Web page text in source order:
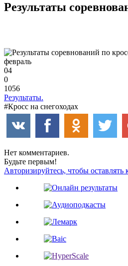
Результаты
февраль
04
0
1056
Результаты.
#Кросс на снегоходах
Нет комментариев.
Будьте первым!
Авторизируйтесь, чтобы оставлять